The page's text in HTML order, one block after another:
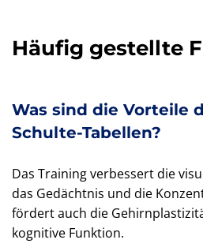
Häufig gestellte
Was sind die Vorteile
Schulte-Tabellen?
Das Training verbessert die
das Gedächtnis und die
fördert auch die
kognitive Funktion.